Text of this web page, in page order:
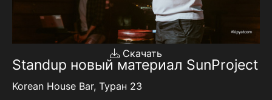
Скачать
Standup новый материал SunProject
Korean House Bar, Туран 23